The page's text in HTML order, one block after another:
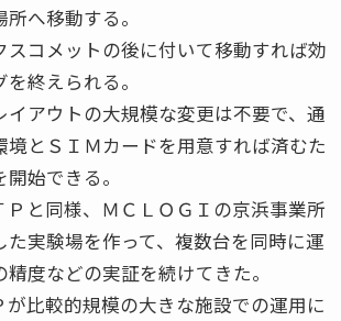
へ移動する。
スコメットの後に付いて移動すれば効
終えられる。
イアウトの大規模な変更は不要で、通
境とＳＩＭカードを用意すれば済むた
始できる。
と同様、ＭＣＬＯＧＩの京浜事業所
た実験場を作って、複数台を同時に運
度などの実証を続けてきた。
が比較的規模の大きな施設での運用に